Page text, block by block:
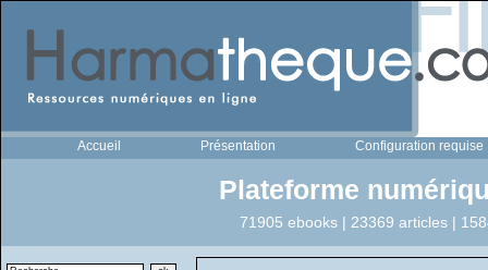
Accueil Présentation Configuration requise
Plateforme
71905 ebooks | 23369 articles |